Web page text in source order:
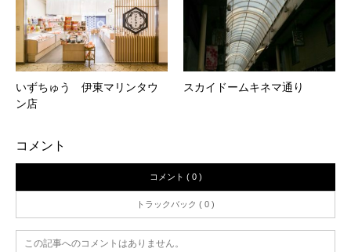
いずちゅう 伊東マリンタウ
ン店
スカイドームキネマ通り
コメント
コメント ( 0 )
トラックバック ( 0 )
この記事へのコメントはありません。